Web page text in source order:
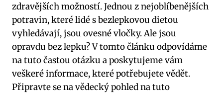
zdravějších možností. Jednou z nejoblíbenějších
potravin, které lidé s bezlepkovou dietou
vyhledávají, jsou ovesné vločky. Ale jsou
opravdu bez lepku? V tomto článku odpovídáme
na tuto častou otázku a poskytujeme vám
veškeré informace, které potřebujete vědět.
Připravte se na vědecký pohled na tuto